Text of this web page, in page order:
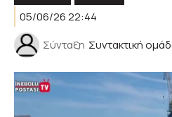
05/06/26 22:44
Σύνταξη Συντακτική